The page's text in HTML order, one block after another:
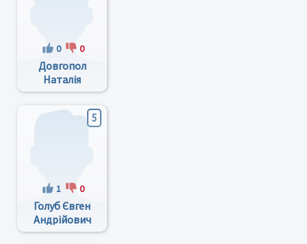
0 0
Довгопол
Наталія
Глібівна
5
1 0
Голуб Євген
Андрійович